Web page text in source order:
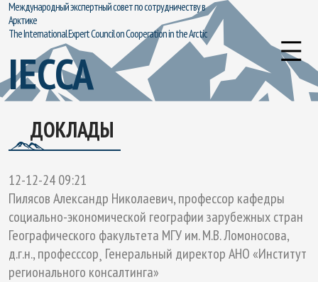
Международный экспертный совет по сотрудничеству в
Арктике
The International Expert Council on Cooperation in the Arctic
IECCA
ДОКЛАДЫ
12-12-24 09:21
Пилясов Александр Николаевич, профессор кафедры
социально-экономической географии зарубежных стран
Географического факультета МГУ им. М.В. Ломоносова,
д.г.н., професссор¸ Генеральный директор АНО «Институт
регионального консалтинга»